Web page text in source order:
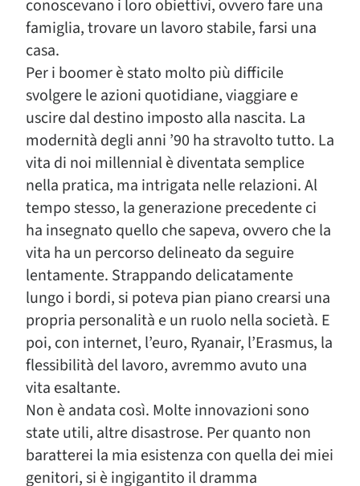
conoscevano i loro obiettivi, ovvero fare una
famiglia, trovare un lavoro stabile, farsi una
casa.
Per i boomer è stato molto più difficile
svolgere le azioni quotidiane, viaggiare e
uscire dal destino imposto alla nascita. La
modernità degli anni ’90 ha stravolto tutto. La
vita di noi millennial è diventata semplice
nella pratica, ma intrigata nelle relazioni. Al
tempo stesso, la generazione precedente ci
ha insegnato quello che sapeva, ovvero che la
vita ha un percorso delineato da seguire
lentamente. Strappando delicatamente
lungo i bordi, si poteva pian piano crearsi una
propria personalità e un ruolo nella società. E
poi, con internet, l’euro, Ryanair, l’Erasmus, la
flessibilità del lavoro, avremmo avuto una
vita esaltante.
Non è andata così. Molte innovazioni sono
state utili, altre disastrose. Per quanto non
baratterei la mia esistenza con quella dei miei
genitori, si è ingigantito il dramma